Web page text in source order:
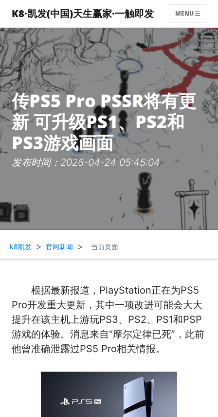
K8·凯发(中国)天生赢家·一触即发 MENU
传PS5 Pro PSSR将有更
新 可升级PS1、PS2和
PS3游戏画面
发布时间：2026-04-24 05:45:04
k8凯发 > 官网新闻 > 当前页面
根据最新报道，PlayStation正在为PS5
Pro开发重大更新，其中一项改进可能会大大
提升在该主机上游玩PS3、PS2、PS1和PSP
游戏的体验。消息来自“摩尔定律已死”，此前
他曾准确泄露过PS5 Pro相关情报。